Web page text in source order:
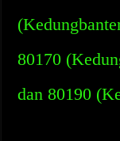
80170
dan 80190